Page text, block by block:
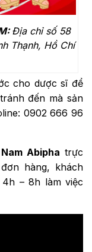
Địa chỉ số 58
Thạnh, Hồ Chí
cho dược sĩ để
đến mà sản
0902 666 96
Abipha trực
hàng, khách
– 8h làm việc